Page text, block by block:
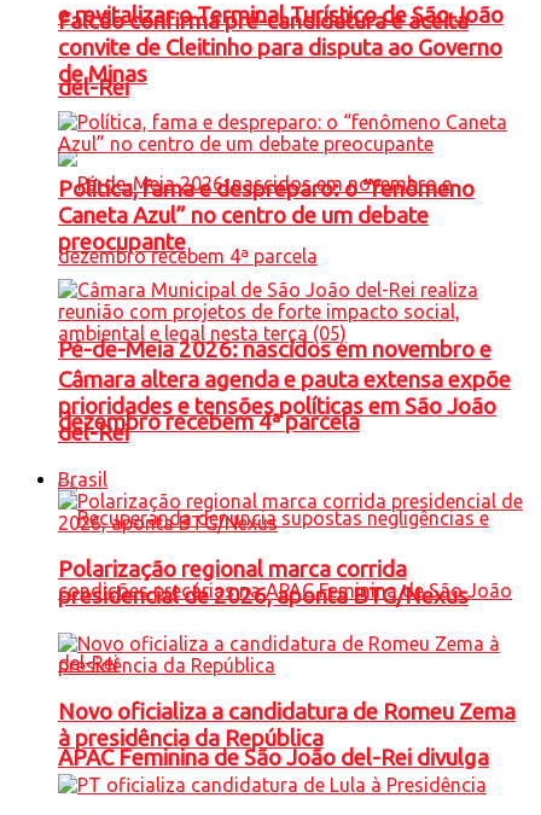
e revitalizar o Terminal Turístico de São João
del-Rei
Pé-de-Meia 2026: nascidos em novembro e
dezembro recebem 4ª parcela
APAC Feminina de São João del-Rei divulga
Falcão confirma pré-candidatura e aceita
convite de Cleitinho para disputa ao Governo
de Minas
Política, fama e despreparo: o “fenômeno
Caneta Azul” no centro de um debate
preocupante
Câmara altera agenda e pauta extensa expõe
prioridades e tensões políticas em São João
del-Rei
Brasil
Polarização regional marca corrida
presidencial de 2026, aponta BTG/Nexus
Novo oficializa a candidatura de Romeu Zema
à presidência da República